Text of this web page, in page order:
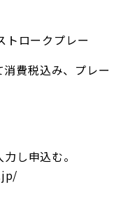
トロークプレー
費税込み、プレー
し申込む。